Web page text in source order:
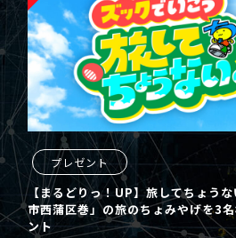
プレゼント
【まるどりっ！UP】旅してちょう
市西蒲区巻」の旅のちょみやげを3
ント